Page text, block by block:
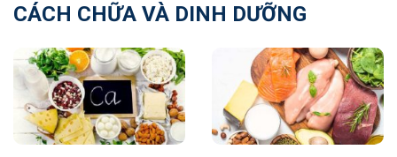
CÁCH CHỮA VÀ DINH DƯỠNG